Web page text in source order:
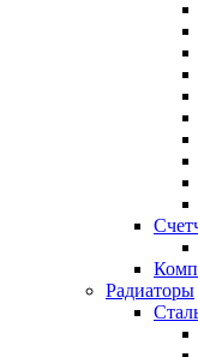
Радиаторы